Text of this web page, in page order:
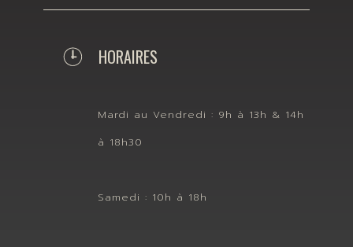
HORAIRES
Mardi au Vendredi : 9h à 13h & 14h
à 18h30
Samedi : 10h à 18h